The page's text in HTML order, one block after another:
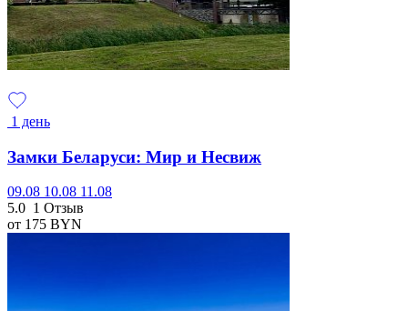
1 день
Замки Беларуси: Мир и Несвиж
09.08 10.08 11.08
5.0 1 Отзыв
от 175 BYN